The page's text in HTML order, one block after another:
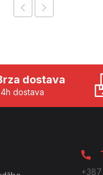
dostava
dostava